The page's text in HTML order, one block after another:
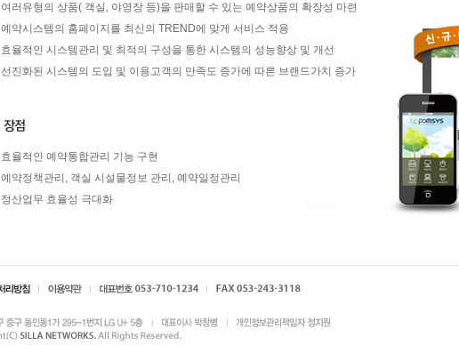
여러유형의 상품( 객실, 야영장 등)을 판매할 수 있는 예약상품의 확장성 마련
예약시스템의 홈페이지를 최신의 TREND에 맞게 서비스 적용
효율적인 시스템관리 및 최적의 구성을 통한 시스템의 성능향상 및 개선
선진화된 시스템의 도입 및 이용고객의 만족도 증가에 따른 브랜드가치 증가
효율적인 예약통합관리 기능 구현
예약정책관리, 객실 시설물정보 관리, 예약일정관리
정산업무 효율성 극대화